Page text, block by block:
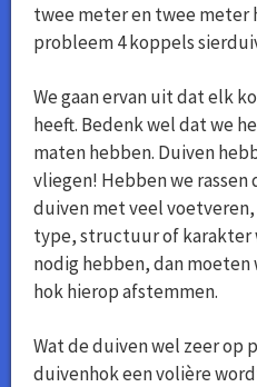
twee meter en twee meter
probleem 4 koppels
We gaan ervan uit dat elk
heeft. Bedenk wel dat we
maten hebben. Duiven
vliegen! Hebben we
duiven met veel
type, structuur of karakter
nodig hebben, dan
hok hierop afstemmen.
Wat de duiven wel zeer op
duivenhok een volière